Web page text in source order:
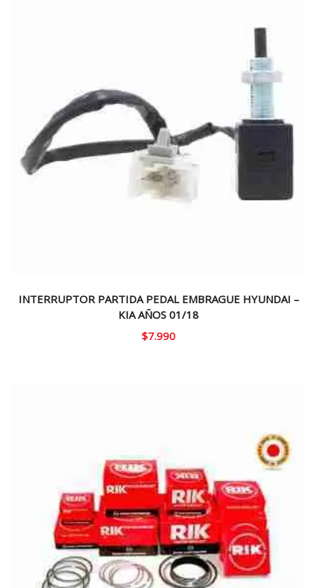
INTERRUPTOR PARTIDA PEDAL EMBRAGUE HYUNDAI –
KIA AÑOS 01/18
$7.990